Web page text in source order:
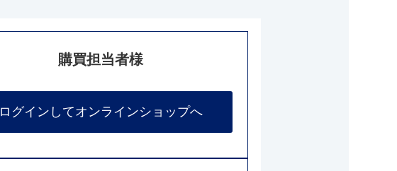
購買担当者様
ログインしてオンラインショップへ